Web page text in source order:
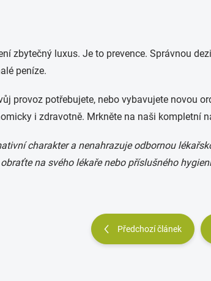
zbytečný luxus. Je to prevence. Správnou
peníze.
provoz potřebujete, nebo vybavujete novou
i zdravotně. Mrkněte na naši kompletní
charakter a nenahrazuje odbornou
na svého lékaře nebo příslušného
Předchozí článek